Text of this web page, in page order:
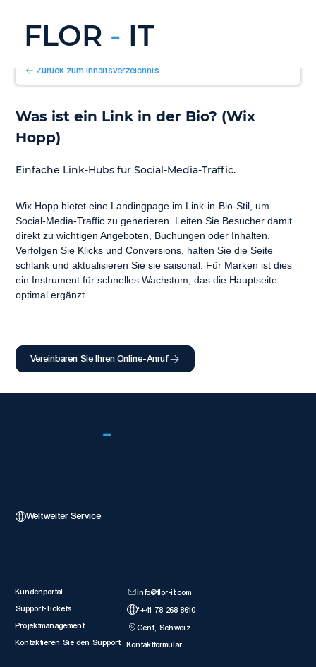
FLOR - IT
Zurück zum Inhaltsverzeichnis
Was ist ein Link in der Bio? (Wix
Hopp)
Einfache Link-Hubs für Social-Media-Traffic.
Wix Hopp bietet eine Landingpage im Link-in-Bio-Stil, um
Social-Media-Traffic zu generieren. Leiten Sie Besucher damit
direkt zu wichtigen Angeboten, Buchungen oder Inhalten.
Verfolgen Sie Klicks und Conversions, halten Sie die Seite
schlank und aktualisieren Sie sie saisonal. Für Marken ist dies
ein Instrument für schnelles Wachstum, das die Hauptseite
optimal ergänzt.
Vereinbaren Sie Ihren Online-Anruf
-
Weltweiter Service
Kundenportal
Support-Tickets
Projektmanagement
Kontaktieren Sie den Support.
info@flor-it.com
'+41 78 268 8610
Genf, Schweiz
Kontaktformular